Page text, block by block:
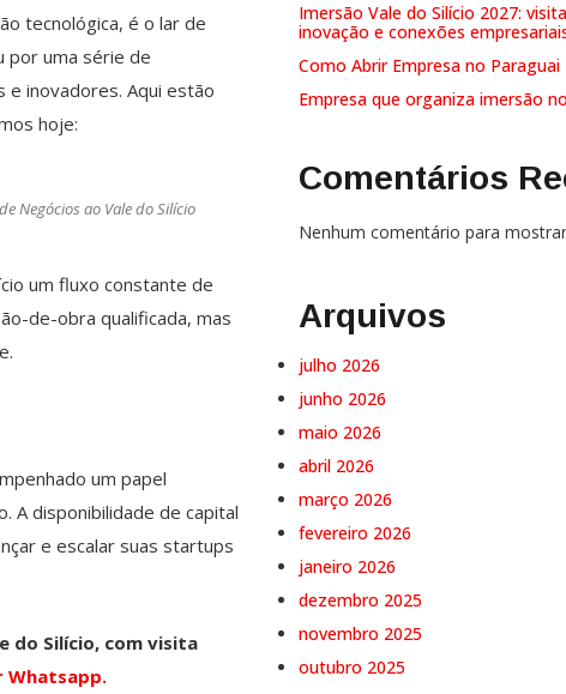
tecnológica, é o lar de
por uma série de
e inovadores. Aqui estão
hoje:
Negócios ao Vale do Silício
um fluxo constante de
de-obra qualificada, mas
um papel
A disponibilidade de capital
e escalar suas startups
do Silício, com visita
Whatsapp.
Imersão Vale do Silício 2027:
inovação e conexões
Como Abrir Empresa no Paraguai
Empresa que organiza imersão
Comentários
Nenhum comentário para
Arquivos
julho 2026
junho 2026
maio 2026
abril 2026
março 2026
fevereiro 2026
janeiro 2026
dezembro 2025
novembro 2025
outubro 2025